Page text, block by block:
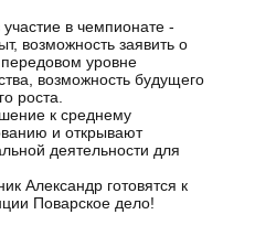
в чемпионате -
возможность заявить о
уровне
возможность будущего
роста.
к среднему
и открывают
деятельности для
Александр готовятся к
Поварское дело!